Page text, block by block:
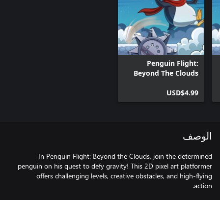
Penguin Flight:
Beyond The Clouds
USD$4.99
الوصف
In Penguin Flight: Beyond the Clouds, join the determined
penguin on his quest to defy gravity! This 2D pixel art platformer
offers challenging levels, creative obstacles, and high-flying